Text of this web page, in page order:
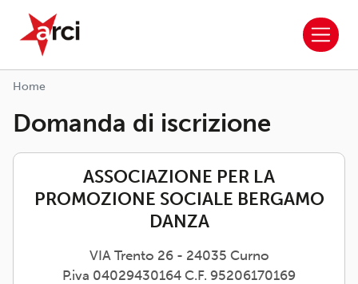
Salta al contenuto principale
ARCI APS
Home
Domanda di iscrizione
ASSOCIAZIONE PER LA
PROMOZIONE SOCIALE BERGAMO
DANZA
VIA Trento 26 - 24035 Curno
P.iva 04029430164 C.F. 95206170169